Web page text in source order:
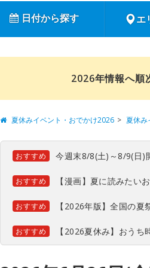
日付から探す エ
2026年情報へ順
夏休みイベント・おでかけ2026 夏休み
おすすめ 今週末8/8(土)～8/9(日)
おすすめ 【漫画】夏に読みたい
おすすめ 【2026年版】全国の
おすすめ 【2026夏休み】おう